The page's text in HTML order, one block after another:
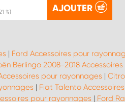
%) AJOUTER
| Ford Accessoires pour
Berlingo 2008-2018
pour rayonnages |
| Fiat Talento
pour rayonnages | Ford